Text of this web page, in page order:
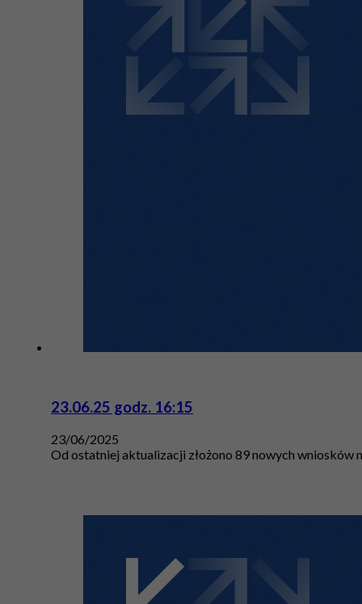
23.06.25 godz. 16:15
23/06/2025
Od ostatniej aktualizacji złożono 89 nowych wniosków